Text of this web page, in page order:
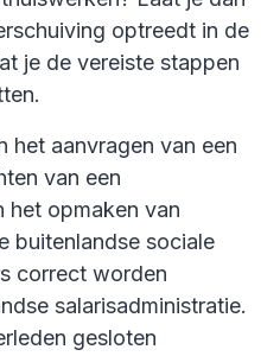
optreedt in de
je de vereiste stappen
het aanvragen van een
van een
het opmaken van
buitenlandse sociale
correct worden
salarisadministratie.
gesloten